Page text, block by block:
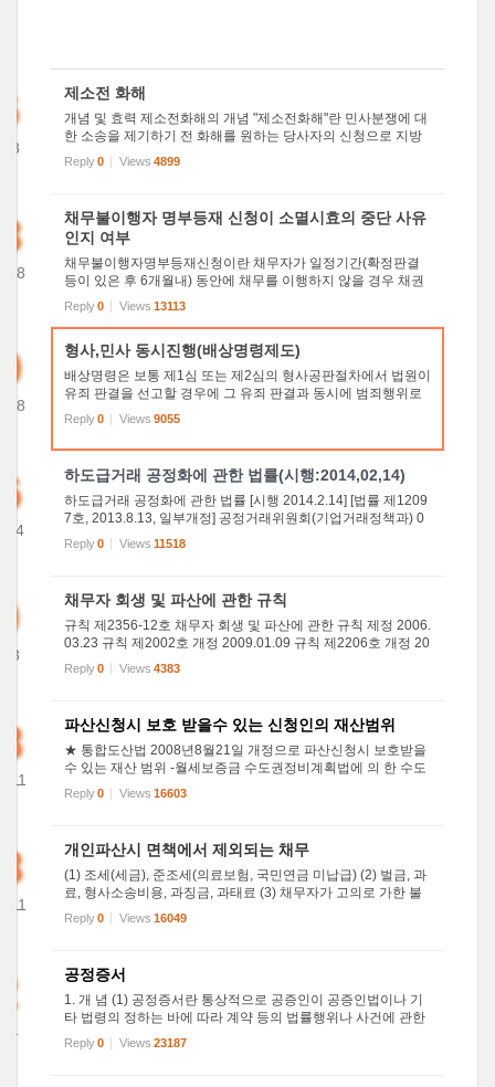
제소전 화해
개념 및 효력 제소전화해의 개념 "제소전화해"란 민사분쟁에 대
한 소송을 제기하기 전 화해를 원하는 당사자의 신청으로 지방
법원 단독판사 앞에서 행해지는 화해를 말합니다. 제소전화해
의 효력 제소전화해는 당사자가 서로 합의된 내용을 적...
Reply0 Views 4899
채무불이행자 명부등재 신청이 소멸시효의 중단 사유
인지 여부
채무불이행자명부등재신청이란 채무자가 일정기간(확정판결
등이 있은 후 6개월내) 동안에 채무를 이행하지 않을 경우 채권
자의 신청에 의하여 법원과 채무자의 본적지(법인의 경우에는
주사무소 소재지)인 시구읍면에 채무불이행자 명부에 등재비치
하여 일반...
Reply0 Views 13113
형사,민사 동시진행(배상명령제도)
배상명령은 보통 제1심 또는 제2심의 형사공판절차에서 법원이
유죄 판결을 선고할 경우에 그 유죄 판결과 동시에 범죄행위로
발생한 직접적인 물적 피해 및 치료비 등에 대한 배상을 명하거
나, 피고인과 피해자 사이에 합의된 손해배상액에 관해 배상을
명하...
Reply0 Views 9055
하도급거래 공정화에 관한 법률(시행:2014,02,14)
하도급거래 공정화에 관한 법률 [시행 2014.2.14] [법률 제1209
7호, 2013.8.13, 일부개정] 공정거래위원회(기업거래정책과) 0
44-200-4588 제1조(목적) 이 법은 공정한 하도급거래질서를 확
립하여 원사업자(原事業者)와 수급사업자(受給事業者)가 대등
Reply0 Views 11518
채무자 회생 및 파산에 관한 규칙
규칙 제2356-12호 채무자 회생 및 파산에 관한 규칙 제정 2006.
03.23 규칙 제2002호 개정 2009.01.09 규칙 제2206호 개정 20
09.11.04 규칙 제2255호 개정 2011.03.28 규칙 제2334호 개정
2011.05.11 규칙 제2336호 개정 2011.09.28 규칙 제2356-12
Reply0 Views 4383
파산신청시 보호 받을수 있는 신청인의 재산범위
★ 통합도산법 2008년8월21일 개정으로 파산신청시 보호받을
수 있는 재산 범위 -월세보증금 수도권정비계획법에 의 한 수도
권 중 과밀억제권역 : 최고 2천만원까지 광역시(군지역과 인천
광역시지역제외) : 1700만원까지 그 밖에 지역 : 1400만원까지
Reply0 Views 16603
개인파산시 면책에서 제외되는 채무
(1) 조세(세금), 준조세(의료보험, 국민연금 미납급) (2) 벌금, 과
료, 형사소송비용, 과징금, 과태료 (3) 채무자가 고의로 가한 불
법행위로 인한 손해배상 금액 (4) 채무자가 중대한 과실로 타인
의 생명 또는 신체를 침해한 불법행위로 인하여 발생한 손해
Reply0 Views 16049
공정증서
1. 개 념 (1) 공정증서란 통상적으로 공증인이 공증인법이나 기
타 법령의 정하는 바에 따라 계약 등의 법률행위나 사건에 관한
사실에 대하여 작성한 증서이며 사서증서에 대하여 일컫는 말
임. (2) 현재 계약사회에는 공정증서에 의하여 계약이나 법률행
Reply0 Views 23187